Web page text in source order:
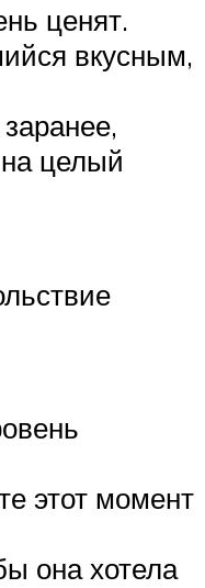
ценят.
вкусным,
целый
этот момент
она хотела